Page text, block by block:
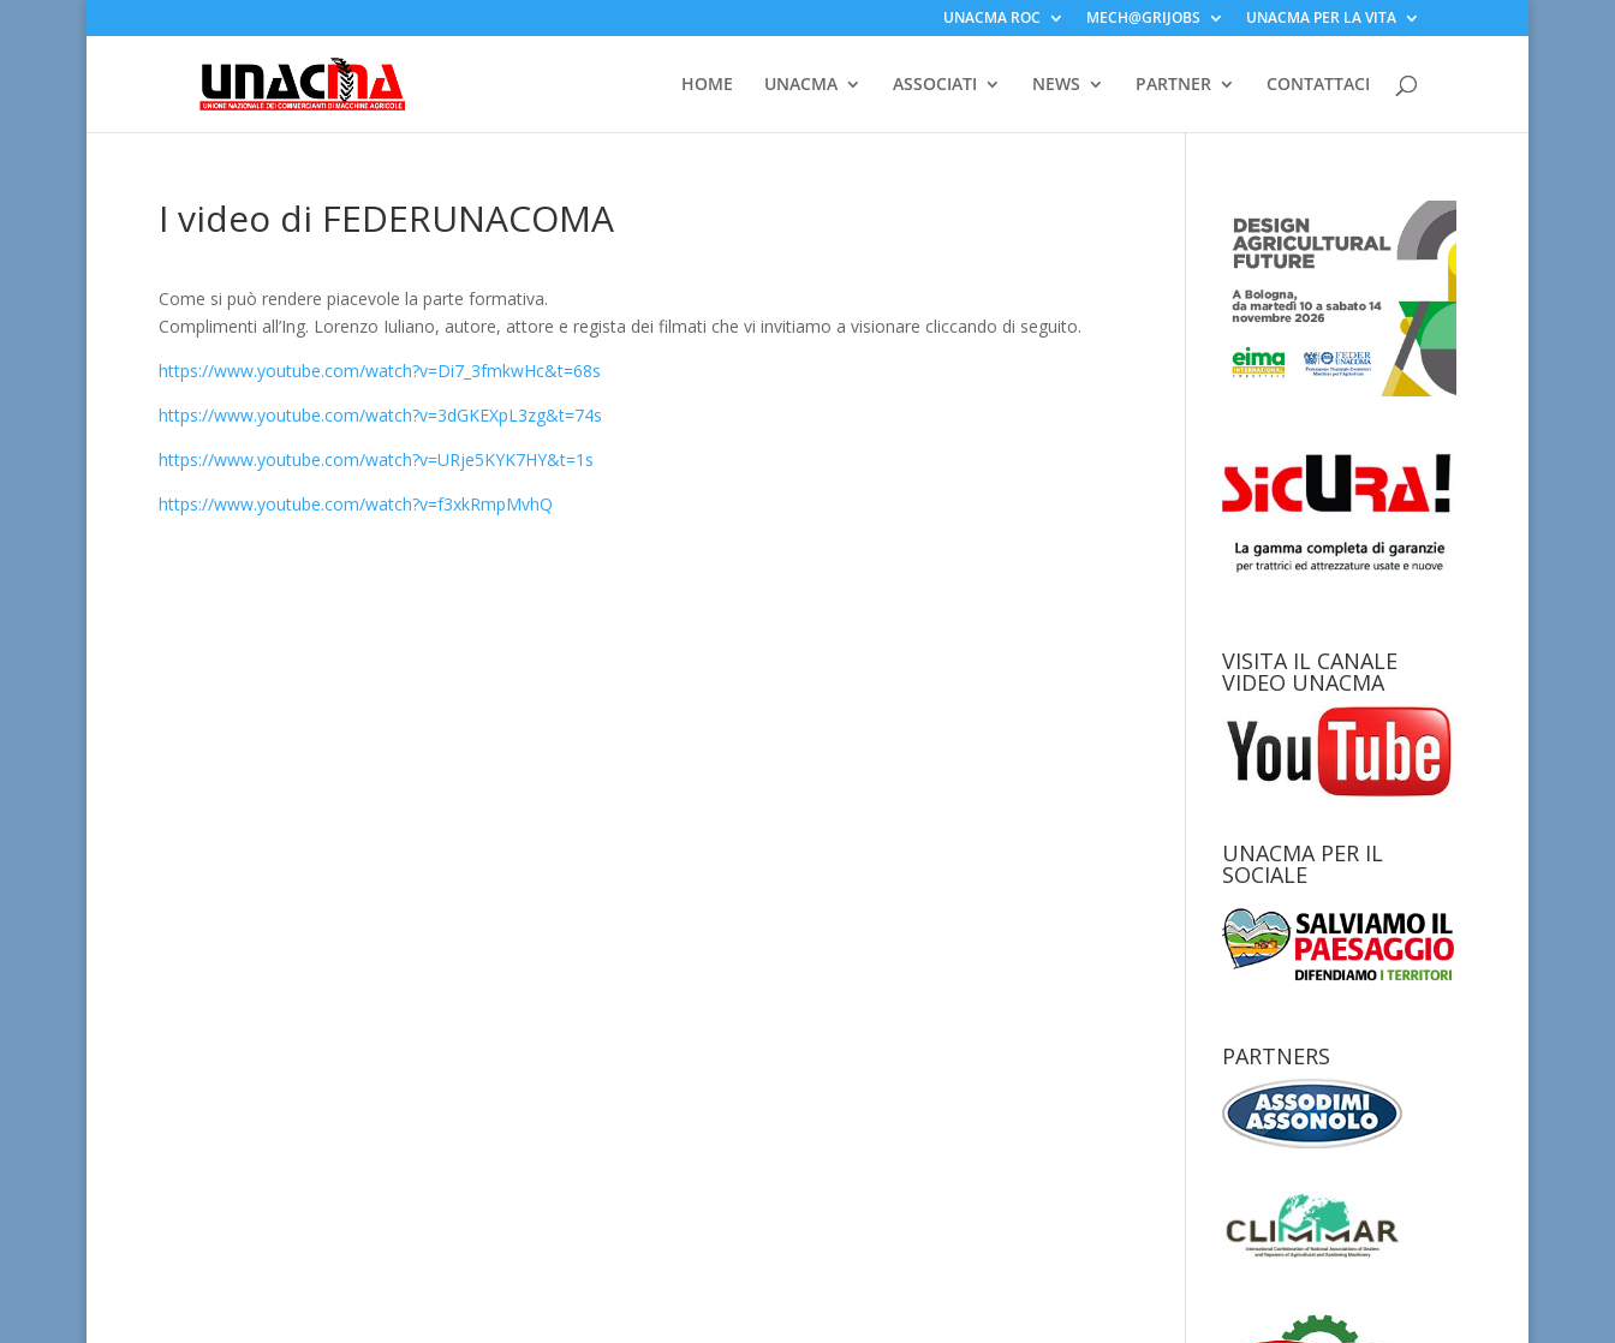
UNACMA ROC MECH@GRIJOBS UNACMA PER LA VITA
HOME UNACMA ASSOCIATI NEWS PARTNER CONTATTACI
I video di FEDERUNACOMA
Come si può rendere piacevole la parte formativa.
Complimenti all’Ing. Lorenzo Iuliano, autore, attore e regista dei filmati che vi invitiamo a visionare cliccando di seguito.
https://www.youtube.com/watch?v=Di7_3fmkwHc&t=68s
https://www.youtube.com/watch?v=3dGKEXpL3zg&t=74s
https://www.youtube.com/watch?v=URje5KYK7HY&t=1s
https://www.youtube.com/watch?v=f3xkRmpMvhQ
VISITA IL CANALE
VIDEO UNACMA
UNACMA PER IL
SOCIALE
PARTNERS